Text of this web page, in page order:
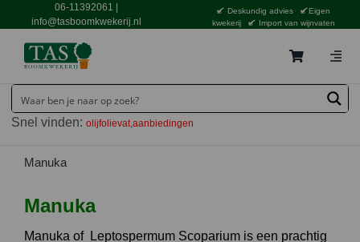
06-11392061
info@tasboomkwekerij.nl
Deskundig advies
Eigen
kwekerij
Import van wijnvaten
Contact en bestellen
Catalogus
Snel vinden:olijfolievat aanbiedingen
Manuka
Manuka
Manuka of Leptospermum Scoparium is een prachtig